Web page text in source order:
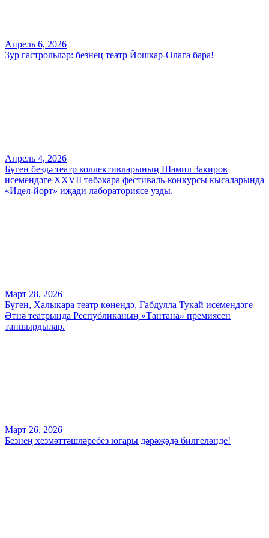
Апрель 6, 2026
Зур гастрольләр: безнең театр Йошкар-Олага бара!
Апрель 4, 2026
Бүген бездә театр коллективларының Шамил Закиров
исемендәге XXVII төбәкара фестиваль-конкурсы кысаларында
«Идел-йорт» иҗади лабораториясе узды.
Март 28, 2026
Бүген, Халыкара театр көнендә, Габдулла Тукай исемендәге
Әтнә театрында Республиканың «Тантана» премиясен
тапшырдылар.
Март 26, 2026
Безнең хезмәттәшләребез югары дәрәҗәдә билгеләнде!